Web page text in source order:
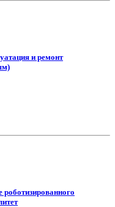
и ремонт
роботизированного